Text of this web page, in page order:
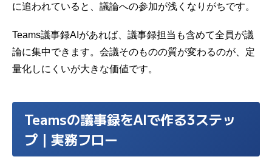
に追われていると、議論への参加が浅くなりがちです。
Teams議事録AIがあれば、議事録担当も含めて全員が議
論に集中できます。会議そのものの質が変わるのが、定
量化しにくいが大きな価値です。
Teamsの議事録をAIで作る3ステッ
プ｜実務フロー